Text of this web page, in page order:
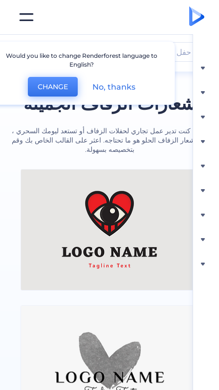
الزفاف الجميلة
تدير عمل تجاري لحفلات الزفاف أو تستعد ليومك السحري ،
الزفاف الحلو هو ما تحتاجه. اعثر على القالب الخاص بك وقم
بتخصيصه بسهولة.
حفل زواج Would you like to change Renderforest language to
CHANGE No, thanks